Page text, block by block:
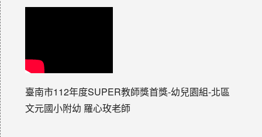
臺南市112年度SUPER教師獎首獎-幼兒園組-北區
文元國小附幼 羅心玫老師